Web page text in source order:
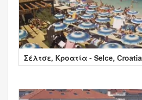
Σέλτσε, Κροατία - Selce, Croatia